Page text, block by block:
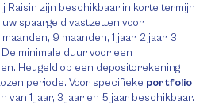
Raisin zijn beschikbaar in korte termijn
uw spaargeld vastzetten voor
9 maanden, 1 jaar, 2 jaar, 3
De minimale duur voor een
Het geld op een depositorekening
periode. Voor specifieke portfolio
van 1 jaar, 3 jaar en 5 jaar beschikbaar.